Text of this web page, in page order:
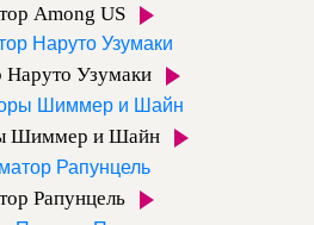
Among US
Наруто Узумаки
Шиммер и Шайн
Рапунцель